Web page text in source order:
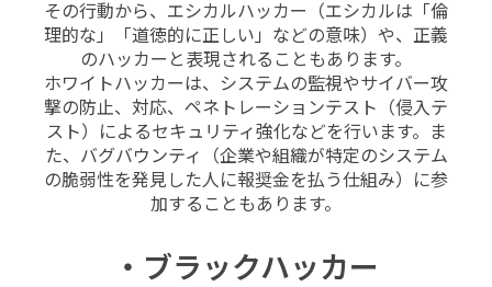
その行動から、エシカルハッカー（エシカルは「倫
理的な」「道徳的に正しい」などの意味）や、正義
のハッカーと表現されることもあります。
ホワイトハッカーは、システムの監視やサイバー攻
撃の防止、対応、ペネトレーションテスト（侵入テ
スト）によるセキュリティ強化などを行います。ま
た、バグバウンティ（企業や組織が特定のシステム
の脆弱性を発見した人に報奨金を払う仕組み）に参
加することもあります。
・ブラックハッカー